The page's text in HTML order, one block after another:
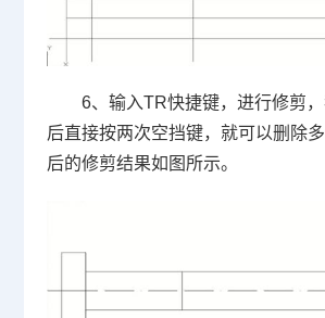
6、输入TR快捷键，进行修剪
后直接按两次空挡键，就可以删除
后的修剪结果如图所示。